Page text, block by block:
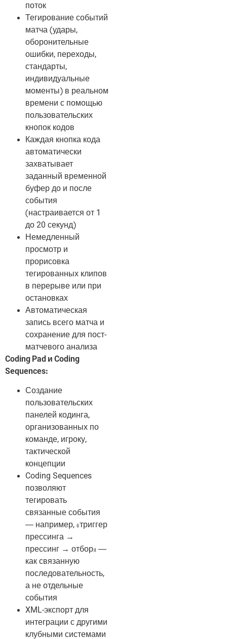
поток
Тегирование событий
матча (удары,
оборонительные
ошибки, переходы,
стандарты,
индивидуальные
моменты) в реальном
времени с помощью
пользовательских
кнопок кодов
Каждая кнопка кода
автоматически
захватывает
заданный временной
буфер до и после
события
(настраивается от 1
до 20 секунд)
Немедленный
просмотр и
прорисовка
тегированных клипов
в перерыве или при
остановках
Автоматическая
запись всего матча и
сохранение для пост-
матчевого анализа
Coding Pad и Coding
Sequences:
Создание
пользовательских
панелей кодинга,
организованных по
команде, игроку,
тактической
концепции
Coding Sequences
позволяют
тегировать
связанные события
— например, «триггер
прессинга →
прессинг → отбор» —
как связанную
последовательность,
а не отдельные
события
XML-экспорт для
интеграции с другими
клубными системами